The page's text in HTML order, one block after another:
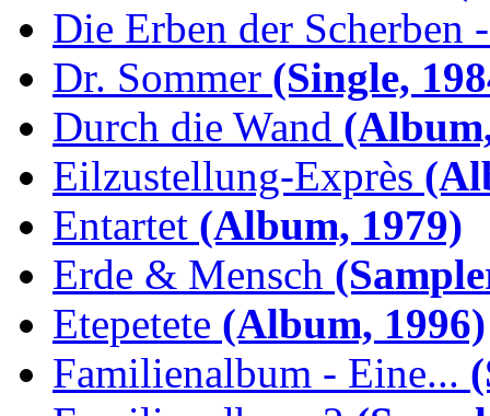
Die Erben der Scherben
Dr. Sommer (Single,
Durch die Wand
Eilzustellung-Exprès
Entartet (Album, 1979)
Erde & Mensch
Etepetete (Album, 1996)
Familienalbum - Eine...